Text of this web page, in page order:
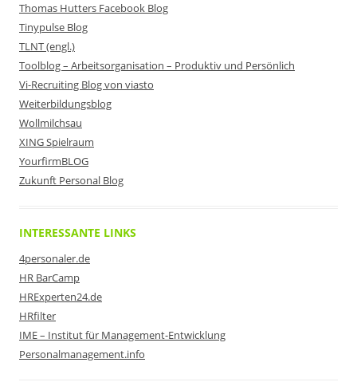
Thomas Hutters Facebook Blog
Tinypulse Blog
TLNT (engl.)
Toolblog – Arbeitsorganisation – Produktiv und Persönlich
Vi-Recruiting Blog von viasto
Weiterbildungsblog
Wollmilchsau
XING Spielraum
YourfirmBLOG
Zukunft Personal Blog
INTERESSANTE LINKS
4personaler.de
HR BarCamp
HRExperten24.de
HRfilter
IME – Institut für Management-Entwicklung
Personalmanagement.info